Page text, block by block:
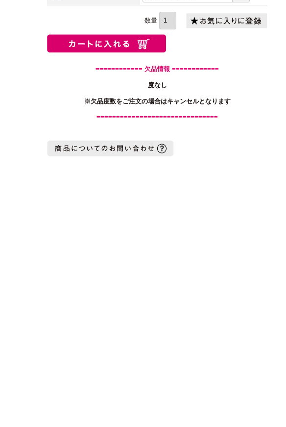
(必
============ 欠品情報 ============
度なし
※欠品度数をご注文の場合はキャンセルとなります
===============================